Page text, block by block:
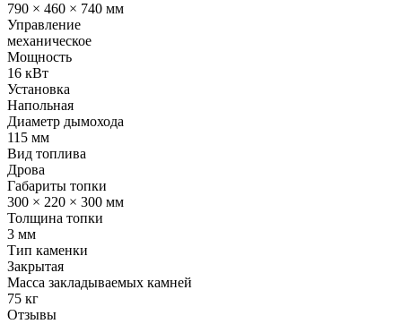
790 × 460 × 740 мм
Управление
механическое
Мощность
16 кВт
Установка
Напольная
Диаметр дымохода
115 мм
Вид топлива
Дрова
Габариты топки
300 × 220 × 300 мм
Толщина топки
3 мм
Тип каменки
Закрытая
Масса закладываемых камней
75 кг
Отзывы